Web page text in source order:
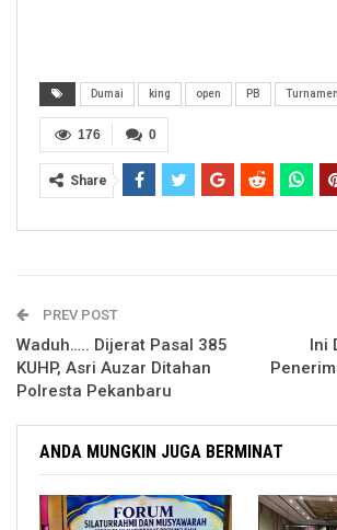
Dumai king open PB Turnamen
0
176
Share
PREV POST
Waduh….. Dijerat Pasal 385
KUHP, Asri Auzar Ditahan
Polresta Pekanbaru
Ini
ANDA MUNGKIN JUGA BERMINAT